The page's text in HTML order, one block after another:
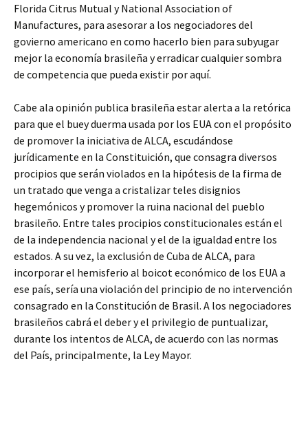
Florida Citrus Mutual y National Association of
Manufactures, para asesorar a los negociadores del
govierno americano en como hacerlo bien para subyugar
mejor la economía brasileña y erradicar cualquier sombra
de competencia que pueda existir por aquí.
Cabe ala opinión publica brasileña estar alerta a la retórica
para que el buey duerma usada por los EUA con el propósito
de promover la iniciativa de ALCA, escudándose
jurídicamente en la Constituición, que consagra diversos
procipios que serán violados en la hipótesis de la firma de
un tratado que venga a cristalizar teles disignios
hegemónicos y promover la ruina nacional del pueblo
brasileño. Entre tales procipios constitucionales están el
de la independencia nacional y el de la igualdad entre los
estados. A su vez, la exclusión de Cuba de ALCA, para
incorporar el hemisferio al boicot económico de los EUA a
ese país, sería una violación del principio de no intervención
consagrado en la Constitución de Brasil. A los negociadores
brasileños cabrá el deber y el privilegio de puntualizar,
durante los intentos de ALCA, de acuerdo con las normas
del País, principalmente, la Ley Mayor.